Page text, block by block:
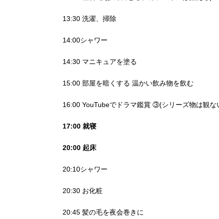
13:30 洗濯、掃除
14:00シャワー
14:30 マニキュアを塗る
15:00 部屋を暗くする 温かい飲み物を飲む
16:00 YouTubeでドラマ鑑賞 ③(シリーズ物は観な
17:00 就寝
20:00 起床
20:10シャワー
20:30 お化粧
20:45 髪の毛を夜会巻きに